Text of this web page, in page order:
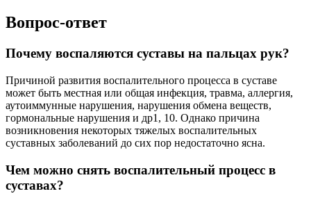
Вопрос-ответ
Почему воспаляются суставы на пальцах рук?
Причиной развития воспалительного процесса в суставе
может быть местная или общая инфекция, травма, аллергия,
аутоиммунные нарушения, нарушения обмена веществ,
гормональные нарушения и др1, 10. Однако причина
возникновения некоторых тяжелых воспалительных
суставных заболеваний до сих пор недостаточно ясна.
Чем можно снять воспалительный процесс в
суставах?